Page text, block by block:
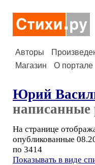
Авторы
Магазин
О портале
Юрий
написанные
На странице
опубликованные
по 3414
Показывать в виде